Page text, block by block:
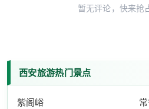
暂无评论，快来抢
西安旅游热门景点
紫阁峪